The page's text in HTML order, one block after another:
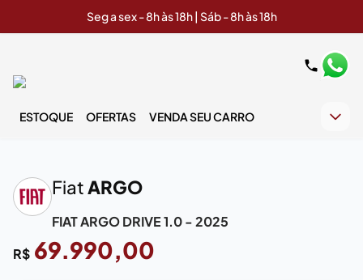
Seg a sex - 8h às 18h | Sáb - 8h às 18h
ESTOQUE OFERTAS VENDA SEU CARRO
FiatARGO
FIAT ARGO DRIVE 1.0 - 2025
R$ 69.990,00